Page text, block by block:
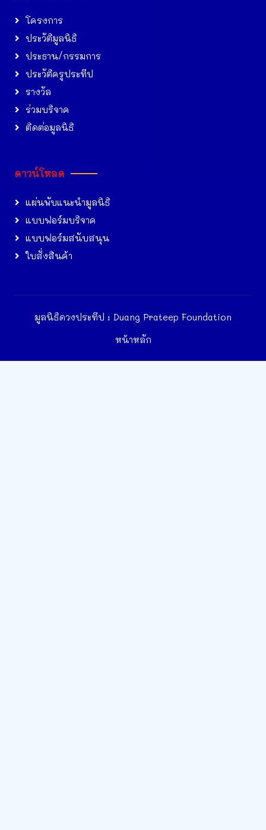
โครงการ
ประวัติมูลนิธิ
ประธาน/กรรมการ
ประวัติครูประทีป
รางวัล
ร่วมบริจาค
ติดต่อมูลนิธิ
ดาวน์โหลด
แผ่นพับแนะนำมูลนิธิ
แบบฟอร์มบริจาค
แบบฟอร์มสนับสนุน
ใบสั่งสินค้า
มูลนิธิดวงประทีป : Duang Prateep Foundation
หน้าหลัก